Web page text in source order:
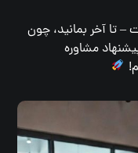
– تا آخر بمانید، چون
مشاوره